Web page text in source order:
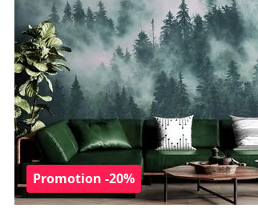
Promotion -20%